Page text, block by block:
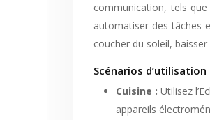
communication, tels
automatiser des tâches
coucher du soleil,
Scénarios d’utilisation
Cuisine :Utilisez
appareils